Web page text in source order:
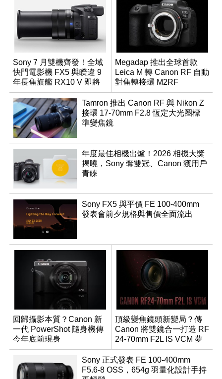
Sony 7 月雙機齊發！全域
快門電影機 FX5 與睽違 9
年長焦旗艦 RX10 V 即將
登場
Megadap 推出全球首款
Leica M 轉 Canon RF 自動
對焦轉接環 M2RF
Tamron 推出 Canon RF 與 Nikon Z
接環 17-70mm F2.8 恆定大光圈標
準變焦鏡
年度最佳相機出爐！2026 相機大獎
揭曉，Sony 奪雙冠、Canon 獲用戶
青睞
Sony FX5 與平價 FE 100-400mm
發表會前夕規格與售價全面流出
回歸攝影本質？Canon 新
一代 PowerShot 隨身機傳
今年底前現身
頂級變焦鏡頭新變局？傳
Canon 將雙鏡合一打造 RF
24-70mm F2L IS VCM 夢
幻規格
Sony 正式發表 FE 100-400mm
F5.6-8 OSS，654g 羽量化設計手持